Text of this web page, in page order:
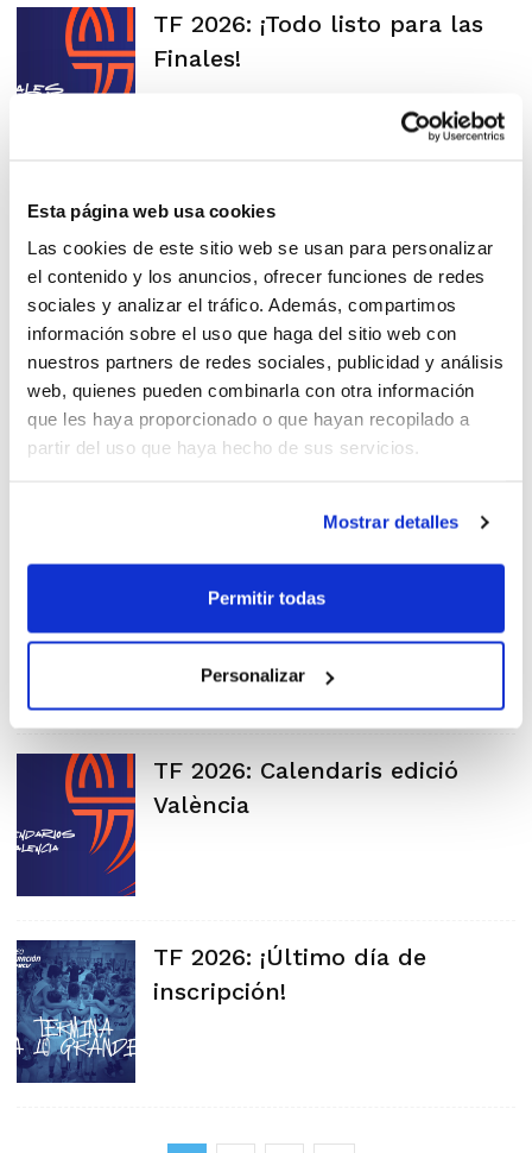
Esta página web usa cookies
Las cookies de este sitio web se usan para personalizar
el contenido y los anuncios, ofrecer funciones de redes
sociales y analizar el tráfico. Además, compartimos
información sobre el uso que haga del sitio web con
nuestros partners de redes sociales, publicidad y análisis
web, quienes pueden combinarla con otra información
que les haya proporcionado o que hayan recopilado a
partir del uso que haya hecho de sus servicios.
Mostrar detalles
Permitir todas
Personalizar
TF 2026: ¡Todo listo para las
Finales!
TF 2026: Horarios y sedes de
las Finales
TF 2026: Castelló disfruta de
la seua competició 3×3
TF 2026: Sistemes de
TF 2026: Calendaris edició
València
TF 2026: ¡Último día de
inscripción!